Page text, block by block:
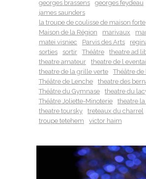
georges brassens
georges feydeau
james saunders
la troupe de coulisse de maison forte
Maison de la Région
marivaux
matei visniec
Parvis des Arts
sorties
sortir Théâtre
theatre ad
theatre amateur
theatre de l
theatre de la grille verte
Théâtre de
Théâtre de Lenche
theatre des
Théâtre du Gymnase
theatre du
Théâtre Joliette-Minoterie
theatre
theatre toursky
treteaux du charrel
troupe tetehem
victor haim